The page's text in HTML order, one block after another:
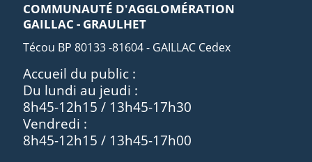
COMMUNAUTÉ D'AGGLOMÉRATION
GAILLAC - GRAULHET
Técou BP 80133 -81604 - GAILLAC Cedex
Accueil du public :
Du lundi au jeudi :
8h45-12h15 / 13h45-17h30
Vendredi :
8h45-12h15 / 13h45-17h00